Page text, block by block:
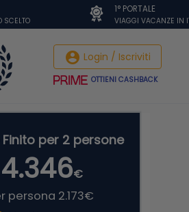
SCELTO
1° PORTALE
VIAGGI VACANZE IN
account_circle Login / Iscriviti
OTTIENI CASHBACK
Finito per 2 persone
4.346€
persona 2.173€